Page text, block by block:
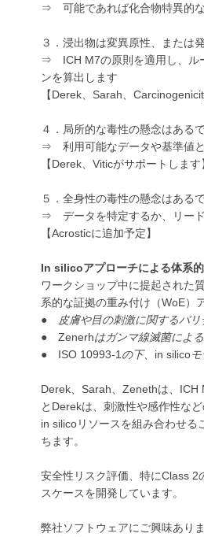
⇒ 可能であれば化合物特異的
３．浸出物は変異原性、または
⇒ ICH M7の原則を適用し、ル
ンを算出します
【Derek、Sarah、
４．局所的な毒性の懸念はある
⇒ 利用可能なデータや基準値と
【Derek、Viticがサポートします
５．全身性の毒性の懸念はある
⇒ データを特定するか、リード
【Acrosticに追加予定】
In silicoアプローチによる体系
ワークショップ中に提起された
系的な証拠の重み付け（WoE）
●
皮膚や目の刺激に関するバ
● Zenerhはガンマ線滅菌によ
● ISO 10993-1 の下、 in silico
Derek、Sarah、Zenethは、ICH
とDerekは、刺激性や感作性な
in silicoリソースを組み合わせる
ちます。
安全性リスク評価、特にClass 2
スケースを開発しています。
弊社ソフトウェアにご興味あり